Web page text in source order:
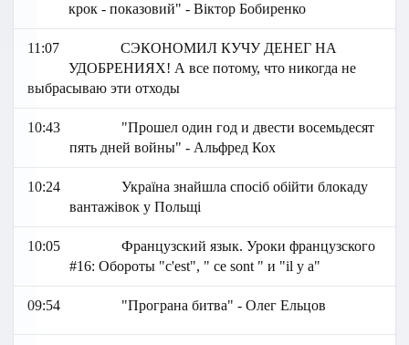
крок - показовий" - Віктор Бобиренко
11:07
СЭКОНОМИЛ КУЧУ ДЕНЕГ НА
УДОБРЕНИЯХ! А все потому, что никогда не
выбрасываю эти отходы
10:43
"Прошел один год и двести восемьдесят
пять дней войны" - Альфред Кох
10:24
Україна знайшла спосіб обійти блокаду
вантажівок у Польщі
10:05
Французский язык. Уроки французского
#16: Обороты "c'est", " ce sont " и "il y a"
09:54 "Програна битва" - Олег Ельцов